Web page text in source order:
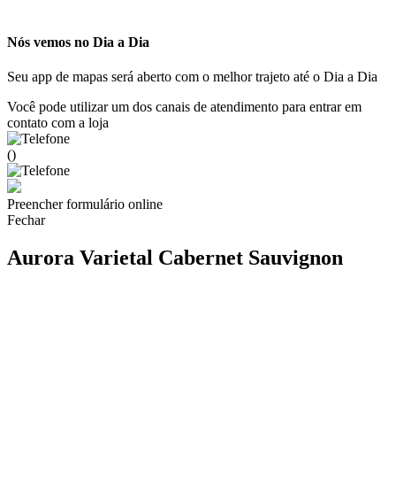
Nós vemos no Dia a Dia
Seu app de mapas será aberto com o melhor trajeto até o Dia a Dia
Você pode utilizar um dos canais de atendimento para entrar em
contato com a loja
()
Preencher formulário online
Fechar
Aurora Varietal Cabernet Sauvignon